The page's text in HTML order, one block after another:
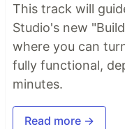
This track will
Studio's new
where you can
fully functional,
minutes.
Read more →